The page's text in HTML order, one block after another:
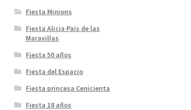
Fiesta Minions
Fiesta Alicia Pais de las
Maravillas
Fiesta 50 años
Fiesta del Espacio
Fiesta princesa Cenicienta
Fiesta 18 años